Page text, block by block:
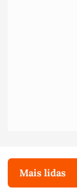
Mais lidas